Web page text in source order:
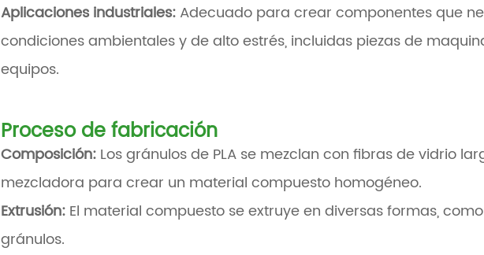
Aplicaciones industriales: Adecuado para crear componentes que
condiciones ambientales y de alto estrés, incluidas piezas de
equipos.
Proceso de fabricación
Composición: Los gránulos de PLA se mezclan con fibras de vidrio
mezcladora para crear un material compuesto homogéneo.
Extrusión: El material compuesto se extruye en diversas formas,
gránulos.